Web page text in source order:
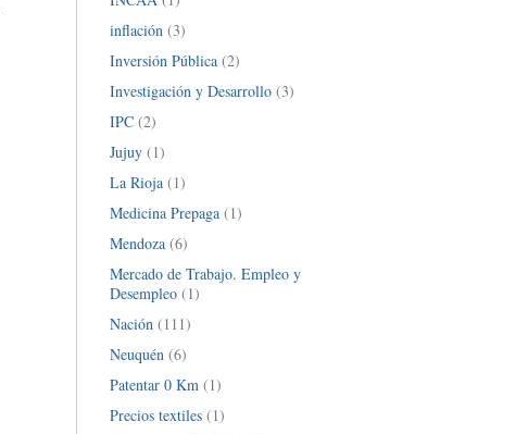
inflación(3)
Inversión Pública(2)
Investigación y Desarrollo(3)
IPC(2)
Jujuy(1)
La Rioja(1)
Medicina Prepaga(1)
Mendoza(6)
Mercado de Trabajo. Empleo y
Desempleo(1)
Nación(111)
Neuquén(6)
Patentar 0 Km(1)
Precios textiles(1)